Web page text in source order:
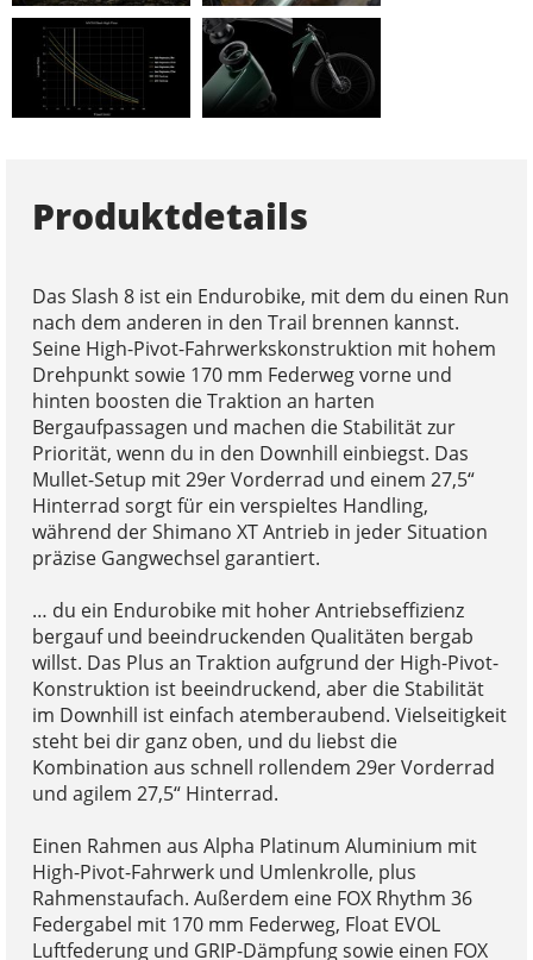
Produktdetails
Das Slash 8 ist ein Endurobike, mit dem du einen Run
nach dem anderen in den Trail brennen kannst.
Seine High-Pivot-Fahrwerkskonstruktion mit hohem
Drehpunkt sowie 170 mm Federweg vorne und
hinten boosten die Traktion an harten
Bergaufpassagen und machen die Stabilität zur
Priorität, wenn du in den Downhill einbiegst. Das
Mullet-Setup mit 29er Vorderrad und einem 27,5“
Hinterrad sorgt für ein verspieltes Handling,
während der Shimano XT Antrieb in jeder Situation
präzise Gangwechsel garantiert.
… du ein Endurobike mit hoher Antriebseffizienz
bergauf und beeindruckenden Qualitäten bergab
willst. Das Plus an Traktion aufgrund der High-Pivot-
Konstruktion ist beeindruckend, aber die Stabilität
im Downhill ist einfach atemberaubend. Vielseitigkeit
steht bei dir ganz oben, und du liebst die
Kombination aus schnell rollendem 29er Vorderrad
und agilem 27,5“ Hinterrad.
Einen Rahmen aus Alpha Platinum Aluminium mit
High-Pivot-Fahrwerk und Umlenkrolle, plus
Rahmenstaufach. Außerdem eine FOX Rhythm 36
Federgabel mit 170 mm Federweg, Float EVOL
Luftfederung und GRIP-Dämpfung sowie einen FOX